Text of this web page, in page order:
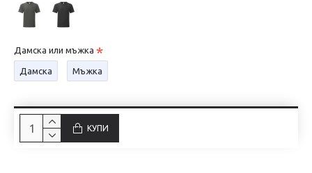
Дамска или мъжка
Дамска Мъжка
КУПИ